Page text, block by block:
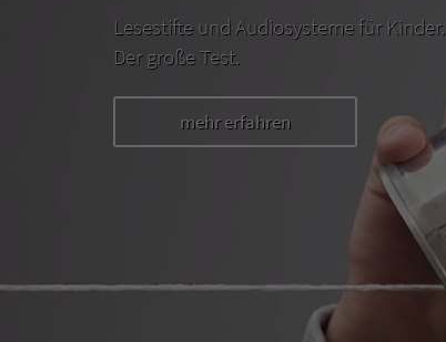
Lesestifte und Audiosysteme für Kinder.
Der große Test.
mehr erfahren